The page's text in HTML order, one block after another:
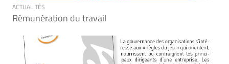
ACTUALITÉS
Rémunération du travail